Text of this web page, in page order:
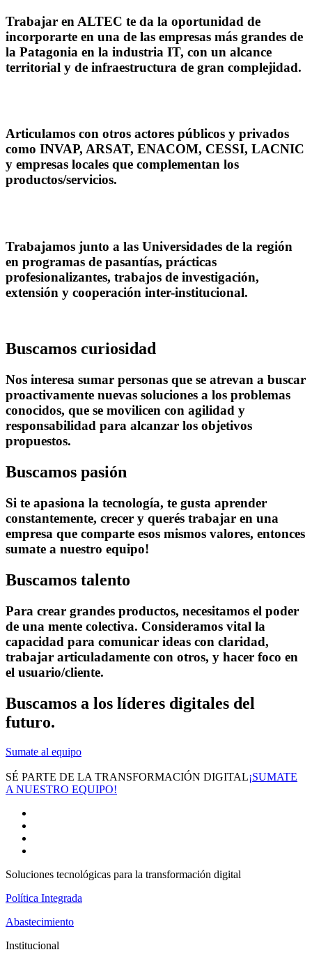
Trabajar en ALTEC te da la oportunidad de
incorporarte en una de las empresas más grandes de
la Patagonia en la industria IT, con un alcance
territorial y de infraestructura de gran complejidad.
Articulamos con otros actores públicos y privados
como INVAP, ARSAT, ENACOM, CESSI, LACNIC
y empresas locales que complementan los
productos/servicios.
Trabajamos junto a las Universidades de la región
en programas de pasantías, prácticas
profesionalizantes, trabajos de investigación,
extensión y cooperación inter-institucional.
Buscamos curiosidad
Nos interesa sumar personas que se atrevan a buscar
proactivamente nuevas soluciones a los problemas
conocidos, que se movilicen con agilidad y
responsabilidad para alcanzar los objetivos
propuestos.
Buscamos pasión
Si te apasiona la tecnología, te gusta aprender
constantemente, crecer y querés trabajar en una
empresa que comparte esos mismos valores, entonces
sumate a nuestro equipo!
Buscamos talento
Para crear grandes productos, necesitamos el poder
de una mente colectiva. Consideramos vital la
capacidad para comunicar ideas con claridad,
trabajar articuladamente con otros, y hacer foco en
el usuario/cliente.
Buscamos a los líderes digitales del
futuro.
Sumate al equipo
SÉ PARTE DE LA TRANSFORMACIÓN DIGITAL¡SUMATE
A NUESTRO EQUIPO!
Soluciones tecnológicas para la transformación digital
Política Integrada
Abastecimiento
Institucional